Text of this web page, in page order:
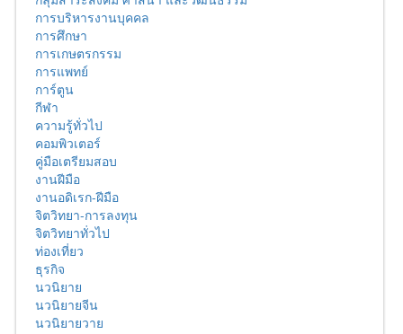
การบริหารงานบุคคล
การศึกษา
การเกษตรกรรม
การแพทย์
การ์ตูน
กีฬา
ความรู้ทั่วไป
คอมพิวเตอร์
คู่มือเตรียมสอบ
งานฝีมือ
งานอดิเรก-ฝีมือ
จิตวิทยา-การลงทุน
จิตวิทยาทั่วไป
ท่องเที่ยว
ธุรกิจ
นวนิยาย
นวนิยายจีน
นวนิยายวาย